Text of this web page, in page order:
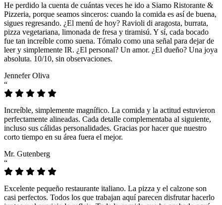
He perdido la cuenta de cuántas veces he ido a Siamo Ristorante &
Pizzeria, porque seamos sinceros: cuando la comida es así de buena,
sigues regresando. ¿El menú de hoy? Ravioli di aragosta, burrata,
pizza vegetariana, limonada de fresa y tiramisú. Y sí, cada bocado
fue tan increíble como suena. Tómalo como una señal para dejar de
leer y simplemente IR. ¿El personal? Un amor. ¿El dueño? Una joya
absoluta. 10/10, sin observaciones.
Jennefer Oliva
“
Increíble, simplemente magnífico. La comida y la actitud estuvieron
perfectamente alineadas. Cada detalle complementaba al siguiente,
incluso sus cálidas personalidades. Gracias por hacer que nuestro
corto tiempo en su área fuera el mejor.
Mr. Gutenberg
“
Excelente pequeño restaurante italiano. La pizza y el calzone son
casi perfectos. Todos los que trabajan aquí parecen disfrutar hacerlo